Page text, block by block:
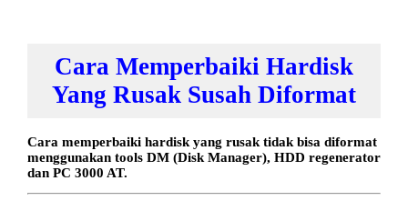
Cara Memperbaiki Hardisk
Yang Rusak Susah Diformat
Cara memperbaiki hardisk yang rusak tidak bisa diformat
menggunakan tools DM (Disk Manager), HDD regenerator
dan PC 3000 AT.